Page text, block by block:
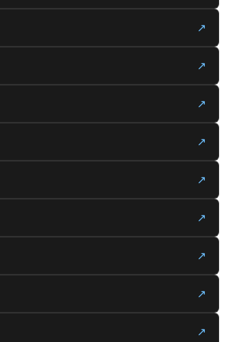
↗
↗
↗
↗
↗
↗
↗
↗
↗